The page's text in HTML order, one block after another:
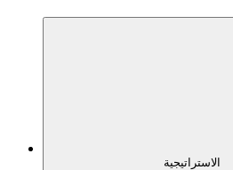
الاستراتيجية